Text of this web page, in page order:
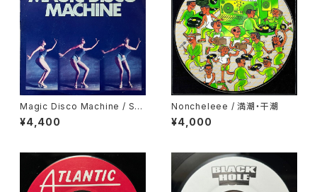
Magic Disco Machine / Scr
atchin'
¥4,400
Noncheleee / 満潮・干潮
¥4,000